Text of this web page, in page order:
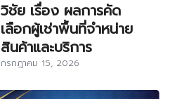
วิชัย เรื่อง ผลการคัด
เลือกผู้เช่าพื้นที่จำหน่าย
สินค้าและบริการ
กรกฎาคม 15, 2026